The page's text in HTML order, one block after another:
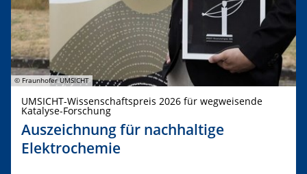
© Fraunhofer UMSICHT
UMSICHT-Wissenschaftspreis 2026 für wegweisende
Katalyse-Forschung
Auszeichnung für nachhaltige
Elektrochemie